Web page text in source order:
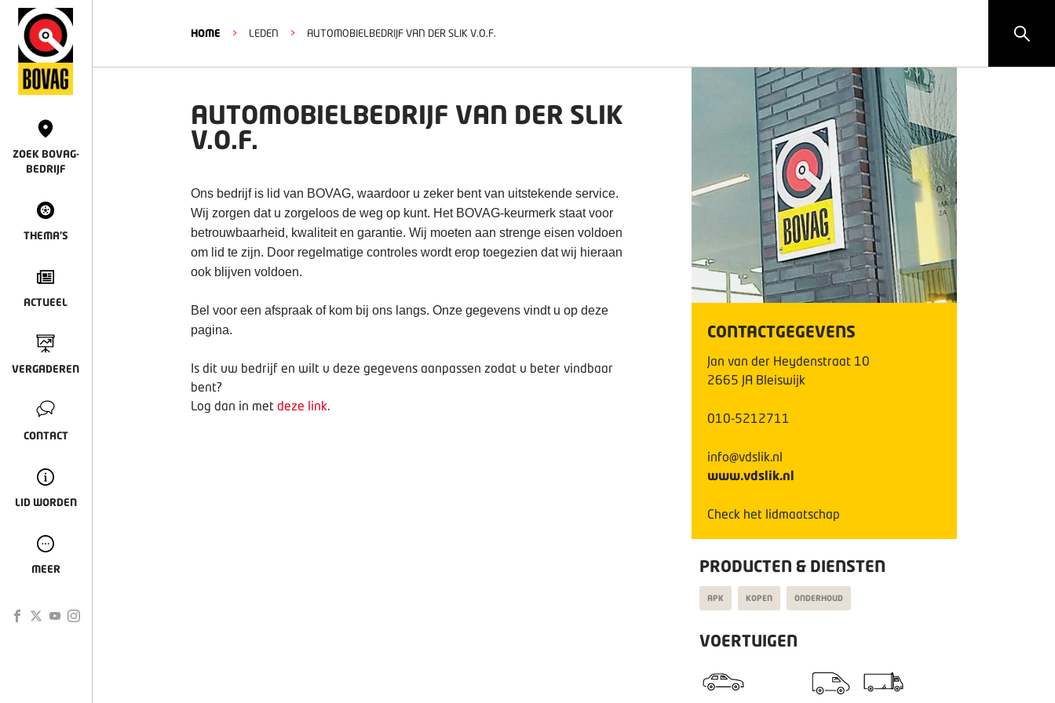
ZOEK BOVAG-
BEDRIJF
THEMA'S
ACTUEEL
VERGADEREN
CONTACT
LID WORDEN
MEER
HOME > LEDEN > AUTOMOBIELBEDRIJF VAN DER SLIK V.O.F.
AUTOMOBIELBEDRIJF VAN DER SLIK
V.O.F.
Ons bedrijf is lid van BOVAG, waardoor u zeker bent van uitstekende service.
Wij zorgen dat u zorgeloos de weg op kunt. Het BOVAG-keurmerk staat voor
betrouwbaarheid, kwaliteit en garantie. Wij moeten aan strenge eisen voldoen
om lid te zijn. Door regelmatige controles wordt erop toegezien dat wij hieraan
ook blijven voldoen.
Bel voor een afspraak of kom bij ons langs. Onze gegevens vindt u op deze
pagina.
Is dit uw bedrijf en wilt u deze gegevens aanpassen zodat u beter vindbaar
bent?
Log dan in met deze link.
CONTACTGEGEVENS
Jan van der Heydenstraat 10
2665 JA Bleiswijk
010-5212711
info@vdslik.nl
www.vdslik.nl
Check het lidmaatschap
PRODUCTEN & DIENSTEN
APK KOPEN ONDERHOUD
VOERTUIGEN